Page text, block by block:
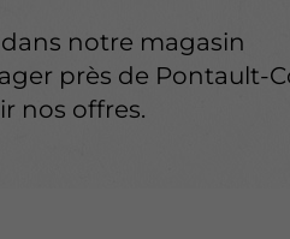
notre magasin
près de Pontault-
nos offres.